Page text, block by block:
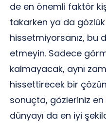
de en önemli faktör
takarken ya da gözlük
hissetmiyorsanız, bu
etmeyin. Sadece
kalmayacak, aynı
hissettirecek bir
sonuçta, gözleriniz en
dünyayı da en iyi